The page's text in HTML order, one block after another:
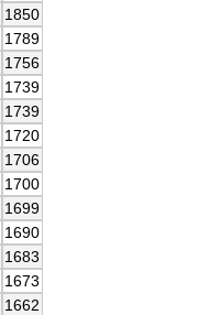
1850
1789
1756
1739
1739
1720
1706
1700
1699
1690
1683
1673
1662